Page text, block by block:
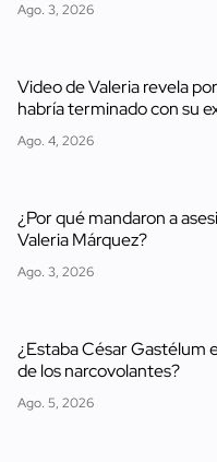
Ago. 3, 2026
Video de Valeria revela
habría terminado con su
Ago. 4, 2026
¿Por qué mandaron a
Valeria Márquez?
Ago. 3, 2026
¿Estaba César Gastélum
de los narcovolantes?
Ago. 5, 2026